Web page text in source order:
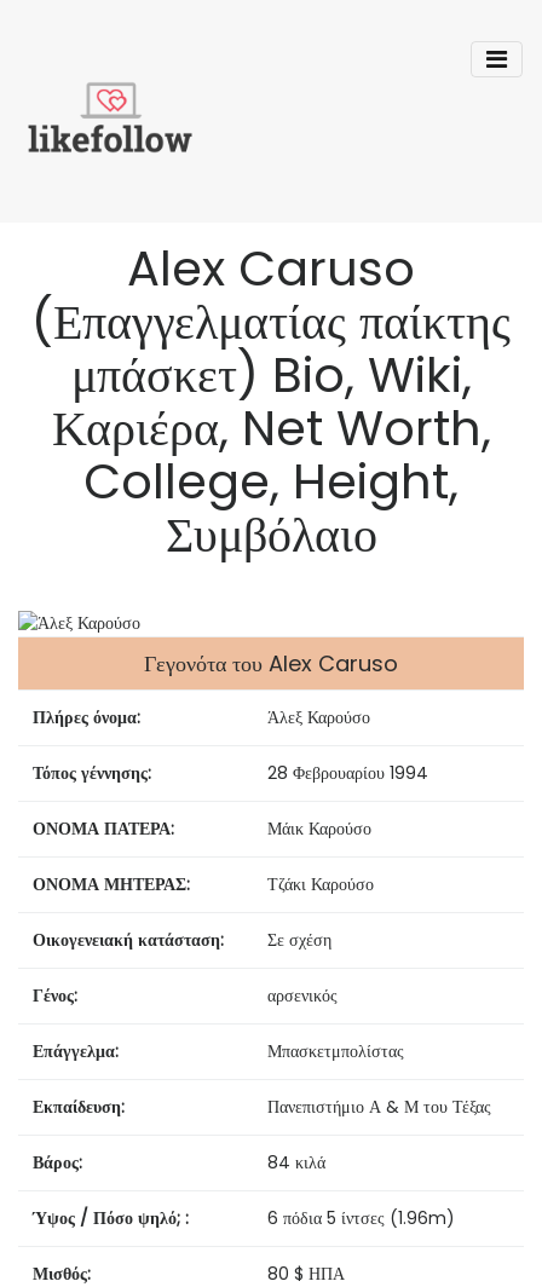
Alex Caruso
(Επαγγελματίας παίκτης
μπάσκετ) Bio, Wiki,
Καριέρα, Net Worth,
College, Height,
Συμβόλαιο
Γεγονότα του Alex Caruso
Πλήρες όνομα: Άλεξ Καρούσο
Τόπος γέννησης: 28 Φεβρουαρίου 1994
ΟΝΟΜΑ ΠΑΤΕΡΑ: Μάικ Καρούσο
ΟΝΟΜΑ ΜΗΤΕΡΑΣ: Τζάκι Καρούσο
Οικογενειακή κατάσταση: Σε σχέση
Γένος: αρσενικός
Επάγγελμα: Μπασκετμπολίστας
Εκπαίδευση: Πανεπιστήμιο Α & Μ του Τέξας
Βάρος: 84 κιλά
Ύψος / Πόσο ψηλό; : 6 πόδια 5 ίντσες (1.96m)
Μισθός: 80 $ ΗΠΑ